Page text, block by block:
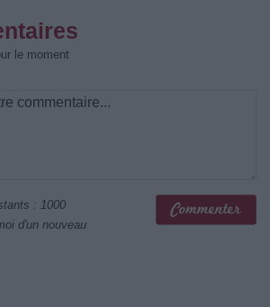
le moment
: 1000
d'un nouveau